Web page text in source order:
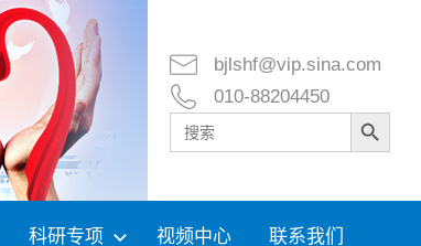
bjlshf@vip.sina.com
010-88204450
Search
for:
Search Button
科研专项 视频中心 联系我们